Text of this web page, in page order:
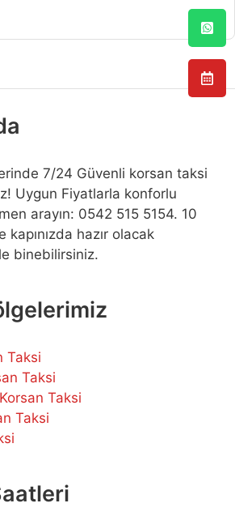
7/24 Güvenli korsan taksi
Uygun Fiyatlarla konforlu
arayın: 0542 515 5154. 10
hazır olacak
binebilirsiniz.
Taksi
Taksi
Taksi
Taksi